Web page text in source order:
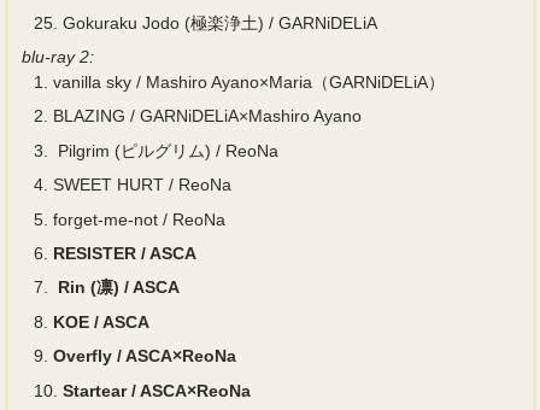
25. Gokuraku Jodo (極楽浄土) / GARNiDELiA
blu-ray 2:
1.
vanilla sky / Mashiro Ayano×Maria（GARNiDELiA）
2. BLAZING / GARNiDELiA×Mashiro Ayano
3.
Pilgrim (ピルグリム) / ReoNa
4. SWEET HURT / ReoNa
5. forget-me-not / ReoNa
6.
RESISTER / ASCA
7.
Rin (凛) / ASCA
8.
KOE / ASCA
9. Overfly / ASCA×ReoNa
10. Startear / ASCA×ReoNa